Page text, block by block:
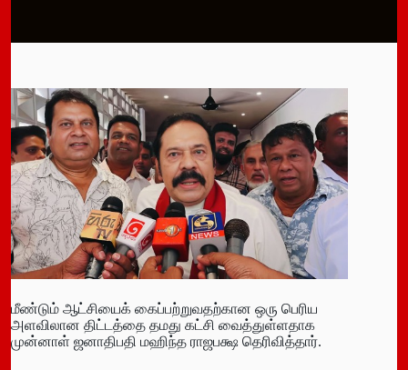
மீண்டும் ஆட்சியைக் கைப்பற்றுவதற்கான ஒரு பெரிய
அளவிலான திட்டத்தை தமது கட்சி வைத்துள்ளதாக
முன்னாள் ஜனாதிபதி மஹிந்த ராஜபக்ஷ தெரிவித்தார்.